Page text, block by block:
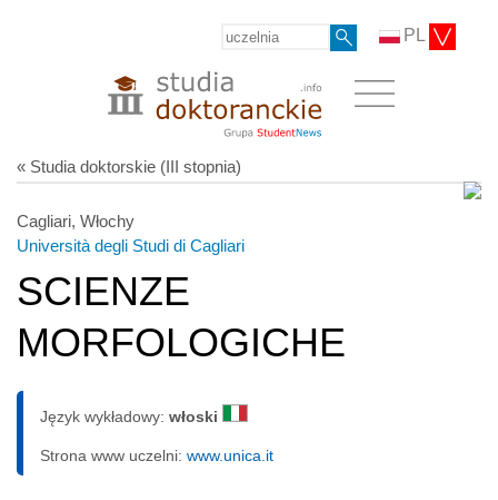
PL
« Studia doktorskie (III stopnia)
Cagliari, Włochy
Università degli Studi di Cagliari
SCIENZE
MORFOLOGICHE
Język wykładowy: włoski
Strona www uczelni: www.unica.it